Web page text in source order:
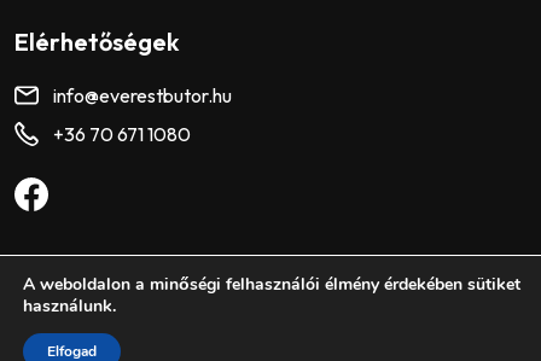
Elérhetőségek
info@everestbutor.hu
+36 70 671 1080
©2026 www.everestbutor.hu ÁSZF
A weboldalon a minőségi felhasználói élmény érdekében sütiket
használunk.
Elfogad